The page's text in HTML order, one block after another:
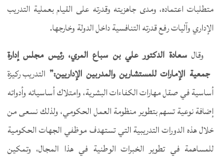
متطلبات اعتماده، ومدى جاهزيته وقدرته على القيام بعملية التدريب
الإداري وآليات رفع قدرته التنافسية داخل الدولة وخارجها.
وقالسعادة الدكتور علي بن سباع المري، رئيس مجلس إدارة
جمعية الإمارات للمستشارين والمدربين الإداريين:” التدريب ركيزة
أساسية في صقل مهارات الكفاءات البشرية، وامتلاك أساسياته وأدواته
إضافة نوعية تسهم بتطوير منظومة العمل الحكومي، ولذلك نسعى من
خلال هذه الدورات التدريبية التي تستهدف موظفي الجهات الحكومية
للمساهمة في تطوير الخبرات الوطنية في هذا المجال، وتمكين